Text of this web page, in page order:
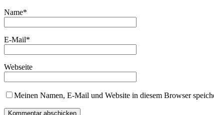
Name*
E-Mail*
Webseite
Meinen Namen, E-Mail und Website in diesem Browser